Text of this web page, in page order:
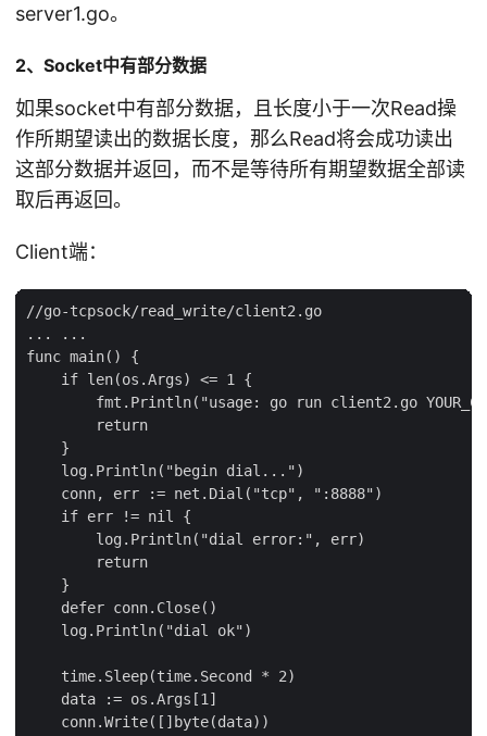
server1.go。
2、Socket中有部分数据
如果socket中有部分数据，且长度小于一次Read操
作所期望读出的数据长度，那么Read将会成功读出
这部分数据并返回，而不是等待所有期望数据全部读
取后再返回。
Client端：
//go-tcpsock/read_write/client2.go
... ...
func main() {
    if len(os.Args) <= 1 {
fmt.Println("usage: go run client2.go
        return
    }
    log.Println("begin dial...")
    conn, err := net.Dial("tcp", ":8888")
    if err != nil {
        log.Println("dial error:", err)
        return
    }
    defer conn.Close()
    log.Println("dial ok")
    time.Sleep(time.Second * 2)
    data := os.Args[1]
    conn.Write([]byte(data))